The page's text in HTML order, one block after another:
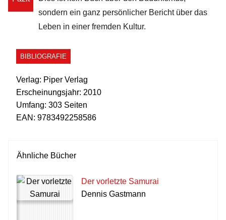
sondern ein ganz persönlicher Bericht über das
Leben in einer fremden Kultur.
BIBLIOGRAFIE
Verlag: Piper Verlag
Erscheinungsjahr: 2010
Umfang: 303 Seiten
EAN: 9783492258586
Ähnliche Bücher
Der vorletzte Samurai
Dennis Gastmann